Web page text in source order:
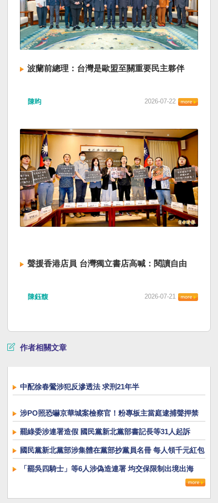
波蘭前總理：台灣是歐盟至關重要民主夥伴
陳昀 2026-07-22
聲援香港店員 台灣獨立書店高喊：閱讀自由
陳鈺馥 2026-07-21
作者相關文章
中配徐春鶯涉犯反滲透法 求刑21年半
涉PO照恐嚇京華城案檢察官！粉專板主當庭逮捕聲押禁
見
罷綠委涉連署造假 國民黨新北黨部書記長等31人起訴
國民黨新北黨部涉集體在黨部抄黨員名冊 每人領千元紅包
「罷吳四騎士」等6人涉偽造連署 均交保限制出境出海